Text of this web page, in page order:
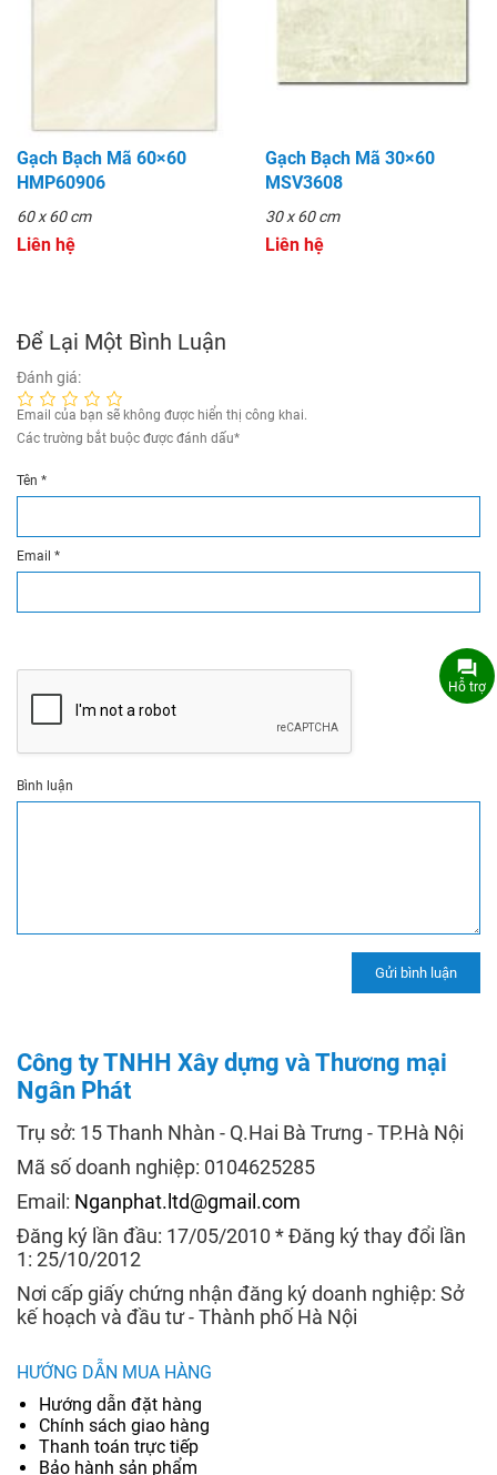
Gạch Bạch Mã 60×60
HMP60906
60 x 60 cm
Liên hệ
Gạch Bạch Mã 30×60
MSV3608
30 x 60 cm
Liên hệ
Để Lại Một Bình Luận
Đánh giá:
Email của bạn sẽ không được hiển thị công khai.
Các trường bắt buộc được đánh dấu*
Tên *
Email *
Bình luận
Công ty TNHH Xây dựng và Thương mại
Ngân Phát
Trụ sở: 15 Thanh Nhàn - Q.Hai Bà Trưng - TP.Hà Nội
Mã số doanh nghiệp: 0104625285
Email: Nganphat.ltd@gmail.com
Đăng ký lần đầu: 17/05/2010 * Đăng ký thay đổi lần
1: 25/10/2012
Nơi cấp giấy chứng nhận đăng ký doanh nghiệp: Sở
kế hoạch và đầu tư - Thành phố Hà Nội
HƯỚNG DẪN MUA HÀNG
Hướng dẫn đặt hàng
Chính sách giao hàng
Thanh toán trực tiếp
Bảo hành sản phẩm
Hỗ trợ